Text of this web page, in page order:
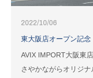
2022/10/06
東大阪店オープン記念
AVIX IMPORT大阪東
さやかながらオリジ